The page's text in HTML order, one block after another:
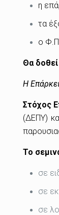
η
τα
ο
Θα
Η
Στόχος
(ΔΕΠΥ)
Το
σε
σε
σε